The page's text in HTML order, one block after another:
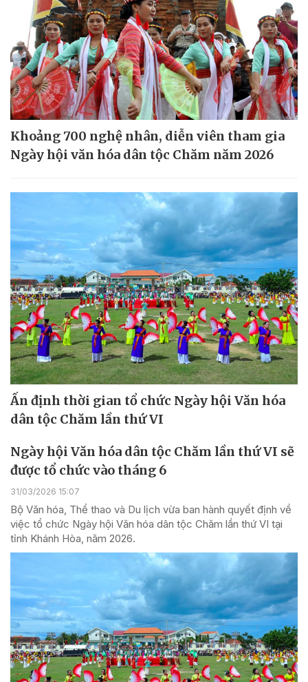
Khoảng 700 nghệ nhân, diễn viên tham gia
Ngày hội văn hóa dân tộc Chăm năm 2026
Ấn định thời gian tổ chức Ngày hội Văn hóa
dân tộc Chăm lần thứ VI
Ngày hội Văn hóa dân tộc Chăm lần thứ VI sẽ
được tổ chức vào tháng 6
31/03/2026 15:07
Bộ Văn hóa, Thể thao và Du lịch vừa ban hành quyết định về
việc tổ chức Ngày hội Văn hóa dân tộc Chăm lần thứ VI tại
tỉnh Khánh Hòa, năm 2026.